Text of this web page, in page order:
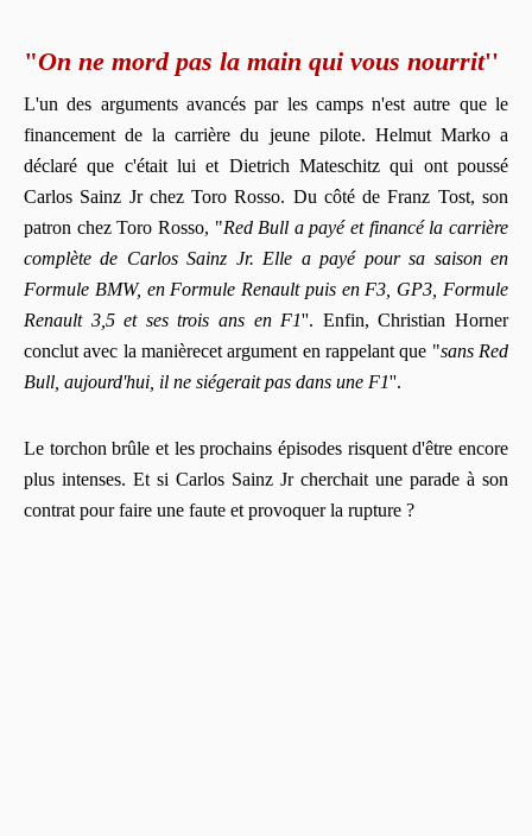
"On ne mord pas la main qui vous nourrit''
L'un des arguments avancés par les camps n'est autre que le
financement de la carrière du jeune pilote. Helmut Marko a
déclaré que c'était lui et Dietrich Mateschitz qui ont poussé
Carlos Sainz Jr chez Toro Rosso. Du côté de Franz Tost, son
patron chez Toro Rosso, "Red Bull a payé et financé la carrière
complète de Carlos Sainz Jr. Elle a payé pour sa saison en
Formule BMW, en Formule Renault puis en F3, GP3, Formule
Renault 3,5 et ses trois ans en F1''. Enfin, Christian Horner
conclut avec la manièrecet argument en rappelant que "sans Red
Bull, aujourd'hui, il ne siégerait pas dans une F1''.
Le torchon brûle et les prochains épisodes risquent d'être encore
plus intenses. Et si Carlos Sainz Jr cherchait une parade à son
contrat pour faire une faute et provoquer la rupture ?